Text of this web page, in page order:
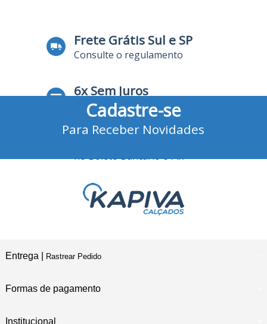
Frete Grátis Sul e SP
Consulte o regulamento
6x Sem Juros
no Cartão de Crédito
no Boleto Bancário e Pix
Cadastre-se
Para Receber Novidades
Entrega | Rastrear Pedido
Formas de pagamento
Institucional